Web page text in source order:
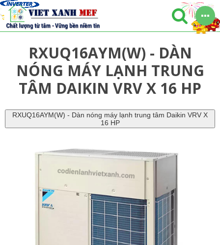
RXUQ16AYM(W) - DÀN
NÓNG MÁY LẠNH TRUNG
TÂM DAIKIN VRV X 16 HP
RXUQ16AYM(W) - Dàn nóng máy lạnh trung tâm Daikin VRV X
16 HP